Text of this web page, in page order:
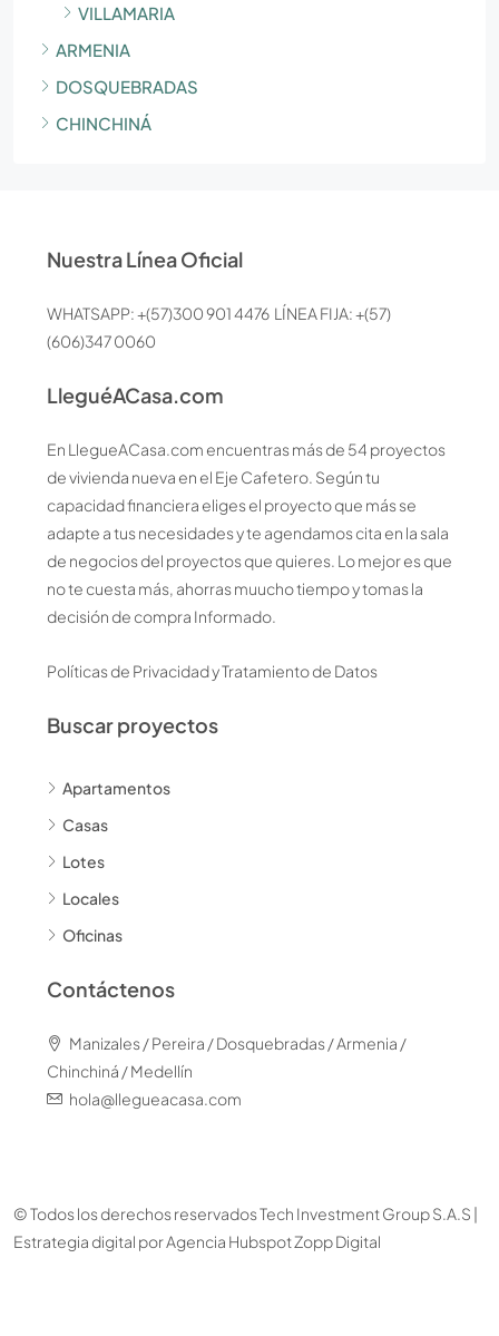
VILLAMARIA
ARMENIA
DOSQUEBRADAS
CHINCHINÁ
Nuestra Línea Oficial
WHATSAPP: +(57)300 901 4476 LÍNEA FIJA: +(57)
(606)347 0060
LleguéACasa.com
En LlegueACasa.com encuentras más de 54 proyectos
de vivienda nueva en el Eje Cafetero. Según tu
capacidad financiera eliges el proyecto que más se
adapte a tus necesidades y te agendamos cita en la sala
de negocios del proyectos que quieres. Lo mejor es que
no te cuesta más, ahorras muucho tiempo y tomas la
decisión de compra Informado.
Políticas de Privacidad y Tratamiento de Datos
Buscar proyectos
Apartamentos
Casas
Lotes
Locales
Oficinas
Contáctenos
Manizales / Pereira / Dosquebradas / Armenia /
Chinchiná / Medellín
hola@llegueacasa.com
© Todos los derechos reservados Tech Investment Group S.A.S |
Estrategia digital porAgencia Hubspot Zopp Digital